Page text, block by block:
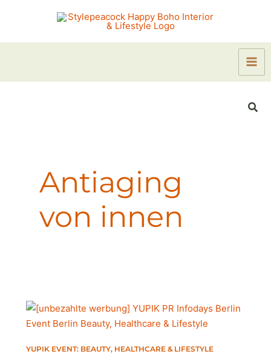
Antiaging
von innen
YUPIK EVENT: BEAUTY, HEALTHCARE & LIFESTYLE